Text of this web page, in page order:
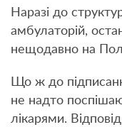
Наразі до
амбулаторій,
нещодавно на
Що ж до
не надто
лікарями.